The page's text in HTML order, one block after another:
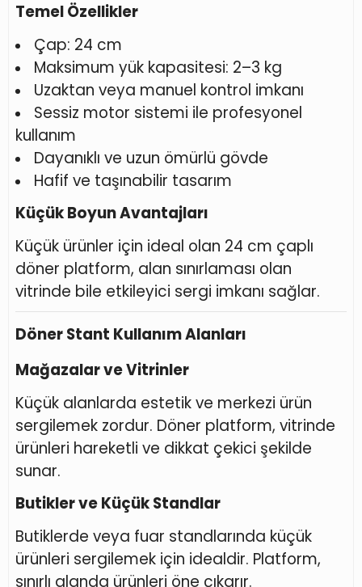
Temel Özellikler
Çap: 24 cm
Maksimum yük kapasitesi: 2–3 kg
Uzaktan veya manuel kontrol imkanı
Sessiz motor sistemi ile profesyonel
kullanım
Dayanıklı ve uzun ömürlü gövde
Hafif ve taşınabilir tasarım
Küçük Boyun Avantajları
Küçük ürünler için ideal olan 24 cm çaplı
döner platform, alan sınırlaması olan
vitrinde bile etkileyici sergi imkanı sağlar.
Döner Stant Kullanım Alanları
Mağazalar ve Vitrinler
Küçük alanlarda estetik ve merkezi ürün
sergilemek zordur. Döner platform, vitrinde
ürünleri hareketli ve dikkat çekici şekilde
sunar.
Butikler ve Küçük Standlar
Butiklerde veya fuar standlarında küçük
ürünleri sergilemek için idealdir. Platform,
sınırlı alanda ürünleri öne çıkarır.